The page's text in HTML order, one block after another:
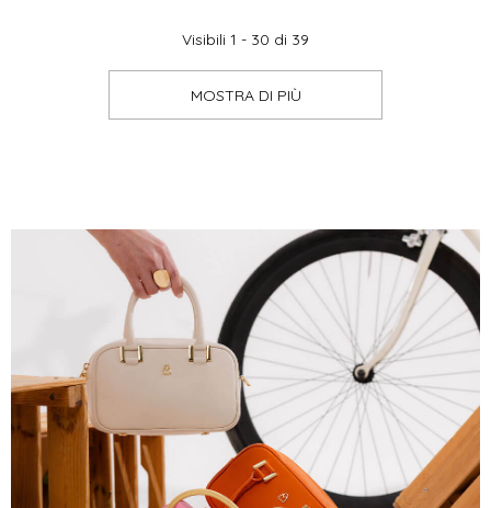
Visibili 1 - 30 di 39
MOSTRA DI PIÙ